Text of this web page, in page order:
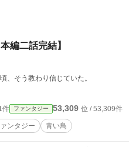
編二話完結】
を運んでくるんだって。 幼い頃、そう教わり信じていた。
件 ファンタジー 53,309 位 / 53,309件
ンタジー 青い鳥